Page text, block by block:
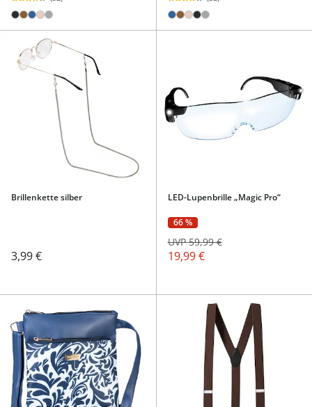
Brillenkette silber
3,99 €
LED-Lupenbrille „Magic Pro“
66 %
19,99 €
UVP 59,99 €